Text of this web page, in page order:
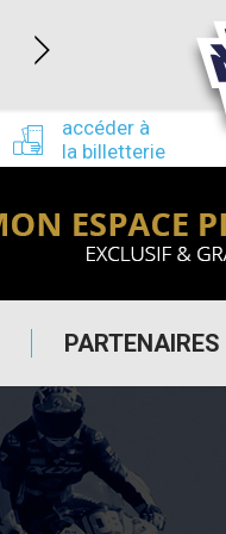
PARTENAIRES
accéder à
la billetterie
du 24/09/2026 au 27/